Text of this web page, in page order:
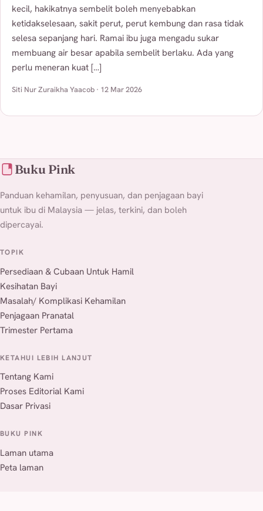
kecil, hakikatnya sembelit boleh menyebabkan
ketidakselesaan, sakit perut, perut kembung dan rasa tidak
selesa sepanjang hari. Ramai ibu juga mengadu sukar
membuang air besar apabila sembelit berlaku. Ada yang
perlu meneran kuat […]
Siti Nur Zuraikha Yaacob · 12 Mar 2026
Buku Pink
Panduan kehamilan, penyusuan, dan penjagaan bayi
untuk ibu di Malaysia — jelas, terkini, dan boleh
dipercayai.
TOPIK
Persediaan & Cubaan Untuk Hamil
Kesihatan Bayi
Masalah/ Komplikasi Kehamilan
Penjagaan Pranatal
Trimester Pertama
KETAHUI LEBIH LANJUT
Tentang Kami
Proses Editorial Kami
Dasar Privasi
BUKU PINK
Laman utama
Peta laman